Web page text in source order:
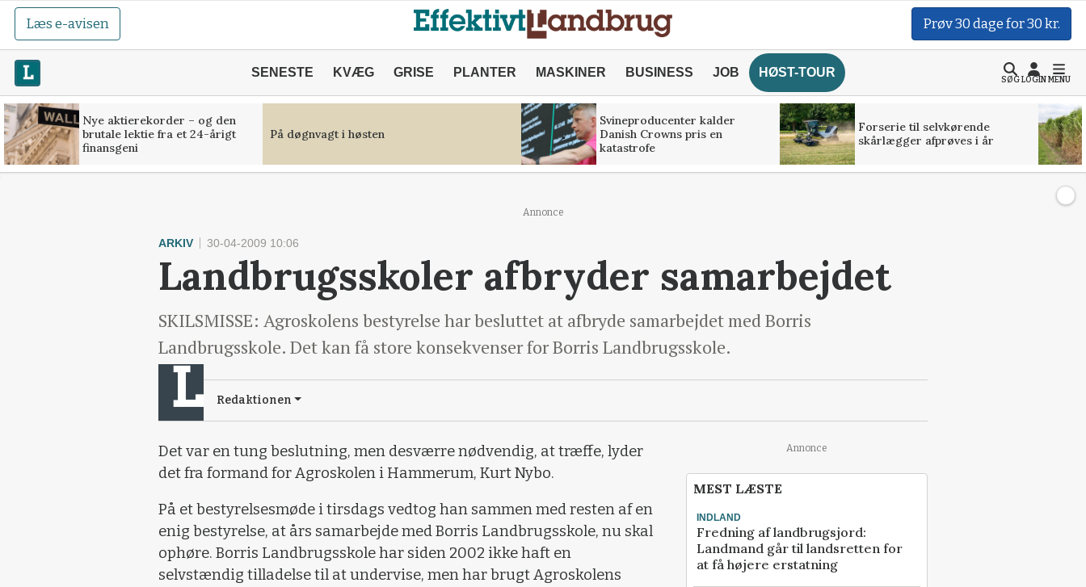
Læs e-avisen Prøv 30 dage for 30 kr.
SENESTE KVÆG GRISE PLANTER MASKINER BUSINESS JOB HØST-TOUR
SØGLOGINMENU
Nye aktierekorder – og den
brutale lektie fra et 24-årigt
finansgeni
På døgnvagt i høsten
Svineproducenter kalder
Danish Crowns pris en
katastrofe
Forserie til selvkørende
skårlægger afprøves i år
Annonce
ARKIV 30-04-2009 10:06
Landbrugsskoler afbryder samarbejdet
SKILSMISSE: Agroskolens bestyrelse har besluttet at afbryde samarbejdet med Borris
Landbrugsskole. Det kan få store konsekvenser for Borris Landbrugsskole.
Redaktionen
Det var en tung beslutning, men desværre nødvendig, at træffe, lyder
det fra formand for Agroskolen i Hammerum, Kurt Nybo.
På et bestyrelsesmøde i tirsdags vedtog han sammen med resten af en
enig bestyrelse, at års samarbejde med Borris Landbrugsskole, nu skal
ophøre. Borris Landbrugsskole har siden 2002 ikke haft en
selvstændig tilladelse til at undervise, men har brugt Agroskolens
Annonce
MEST LÆSTE
INDLAND
Fredning af landbrugsjord:
Landmand går til landsretten for
at få højere erstatning